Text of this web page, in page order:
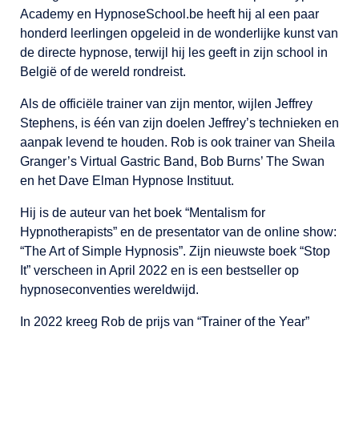
Academy en HypnoseSchool.be heeft hij al een paar
honderd leerlingen opgeleid in de wonderlijke kunst van
de directe hypnose, terwijl hij les geeft in zijn school in
België of de wereld rondreist.
Als de officiële trainer van zijn mentor, wijlen Jeffrey
Stephens, is één van zijn doelen Jeffrey’s technieken en
aanpak levend te houden. Rob is ook trainer van Sheila
Granger’s Virtual Gastric Band, Bob Burns’ The Swan
en het Dave Elman Hypnose Instituut.
Hij is de auteur van het boek “Mentalism for
Hypnotherapists” en de presentator van de online show:
“The Art of Simple Hypnosis”. Zijn nieuwste boek “Stop
It” verscheen in April 2022 en is een bestseller op
hypnoseconventies wereldwijd.
In 2022 kreeg Rob de prijs van “Trainer of the Year”